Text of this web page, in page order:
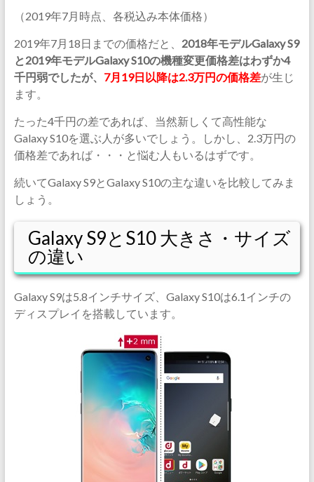
（2019年7月時点、各税込み本体価格）
2019年7月18日までの価格だと、 2018年モデルGalaxy S9
と2019年モデルGalaxy S10の機種変更価格差はわずか4
千円弱でしたが、 7月19日以降は2.3万円の価格差が生じ
ます。
たった4千円の差であれば、当然新しくて高性能な
Galaxy S10を選ぶ人が多いでしょう。しかし、2.3万円の
価格差であれば・・・と悩む人もいるはずです。
続いてGalaxy S9とGalaxy S10の主な違いを比較してみま
しょう。
Galaxy S9とS10 大きさ・サイズ
の違い
Galaxy S9は5.8インチサイズ、Galaxy S10は6.1インチの
ディスプレイを搭載しています。